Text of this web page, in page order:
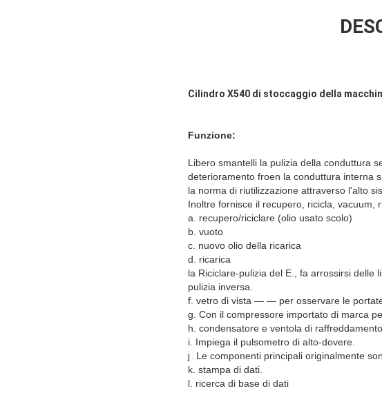
Cilindro X540 di stoccaggio della
Funzione:
Libero smantelli la pulizia della conduttura
deterioramento froen la conduttura interna
la norma di riutilizzazione attraverso l'alto
Inoltre fornisce il recupero, ricicla, vacuum,
a. recupero/riciclare (olio usato scolo)
b. vuoto
c. nuovo olio della ricarica
d. ricarica
la Riciclare-pulizia del E., fa arrossirsi delle
pulizia inversa.
f. vetro di vista — — per osservare le
g. Con il compressore importato di marca
h. condensatore e ventola di
i. Impiega il pulsometro di alto-dovere.
j . Le componenti principali originalmente
k. stampa di dati.
l. ricerca di base di dati